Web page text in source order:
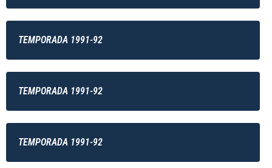
TEMPORADA 1991-92
TEMPORADA 1991-92
TEMPORADA 1991-92